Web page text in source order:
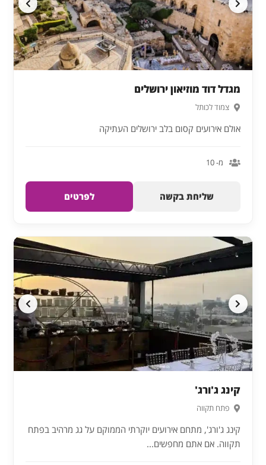
מגדל דוד מוזיאון ירושלים
צמוד לכותל
אולם אירועים קסום בלב ירושלים העתיקה
מ- 10
שליחת בקשה לפרטים
קינג ג'ורג'
פתח תקווה
קינג ג'ורג', מתחם אירועים יוקרתי הממוקם על גג מרהיב בפתח
תקווה. אם אתם מחפשים...